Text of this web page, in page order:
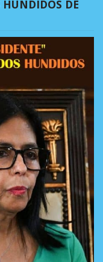
HUNDIDOS DE